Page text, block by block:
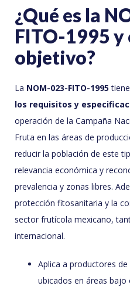
¿Qué es la
FITO-1995 y
objetivo?
La NOM-023-FITO-1995
los requisitos y
operación de la Campaña
Fruta en las áreas de
reducir la población de este
relevancia económica y
prevalencia y zonas libres.
protección fitosanitaria y la
sector frutícola mexicano,
internacional.
Aplica a productores
ubicados en áreas